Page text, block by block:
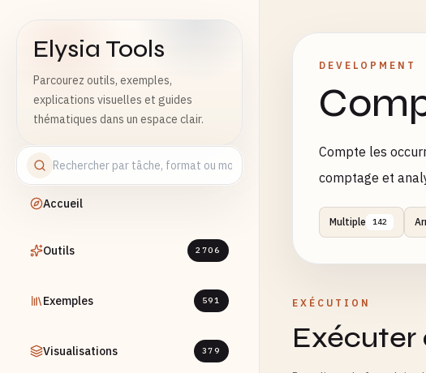
Elysia Tools
Parcourez outils, exemples,
explications visuelles et guides
thématiques dans un espace clair.
Accueil
Outils 2706
Exemples 591
Visualisations 379
DEVELOPMENT
Compte les
comptage et
Multiple 142
EXÉCUTION
Exécuter